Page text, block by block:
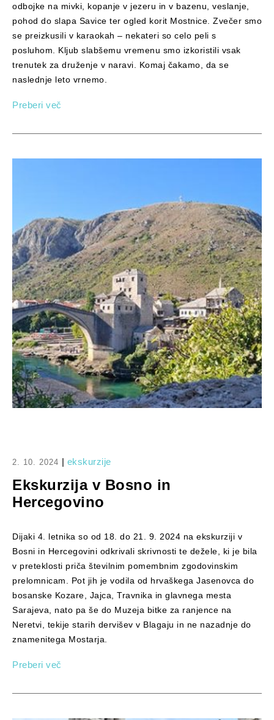
odbojke na mivki, kopanje v jezeru in v bazenu, veslanje,
pohod do slapa Savice ter ogled korit Mostnice. Zvečer smo
se preizkusili v karaokah – nekateri so celo peli s
posluhom. Kljub slabšemu vremenu smo izkoristili vsak
trenutek za druženje v naravi. Komaj čakamo, da se
naslednje leto vrnemo.
Preberi več
2. 10. 2024 | ekskurzije
Ekskurzija v Bosno in
Hercegovino
Dijaki 4. letnika so od 18. do 21. 9. 2024 na ekskurziji v
Bosni in Hercegovini odkrivali skrivnosti te dežele, ki je bila
v preteklosti priča številnim pomembnim zgodovinskim
prelomnicam. Pot jih je vodila od hrvaškega Jasenovca do
bosanske Kozare, Jajca, Travnika in glavnega mesta
Sarajeva, nato pa še do Muzeja bitke za ranjence na
Neretvi, tekije starih dervišev v Blagaju in ne nazadnje do
znamenitega Mostarja.
Preberi več